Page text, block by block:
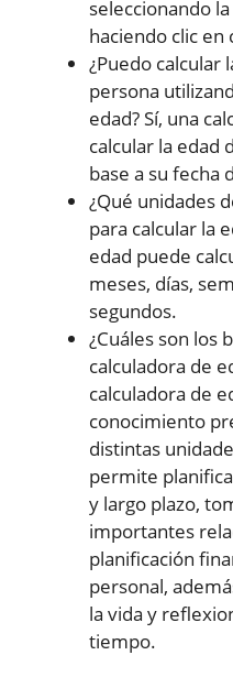
seleccionando
haciendo clic en
¿Puedo calcular
persona
edad? Sí, una
calcular la edad
base a su fecha
¿Qué unidades
para calcular la
edad puede
meses, días,
segundos.
¿Cuáles son los
calculadora de
calculadora de
conocimiento
distintas
permite
y largo plazo,
importantes
planificación
personal,
la vida y
tiempo.